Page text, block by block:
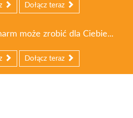
Dołącz teraz
może zrobić dla Ciebie...
Dołącz teraz